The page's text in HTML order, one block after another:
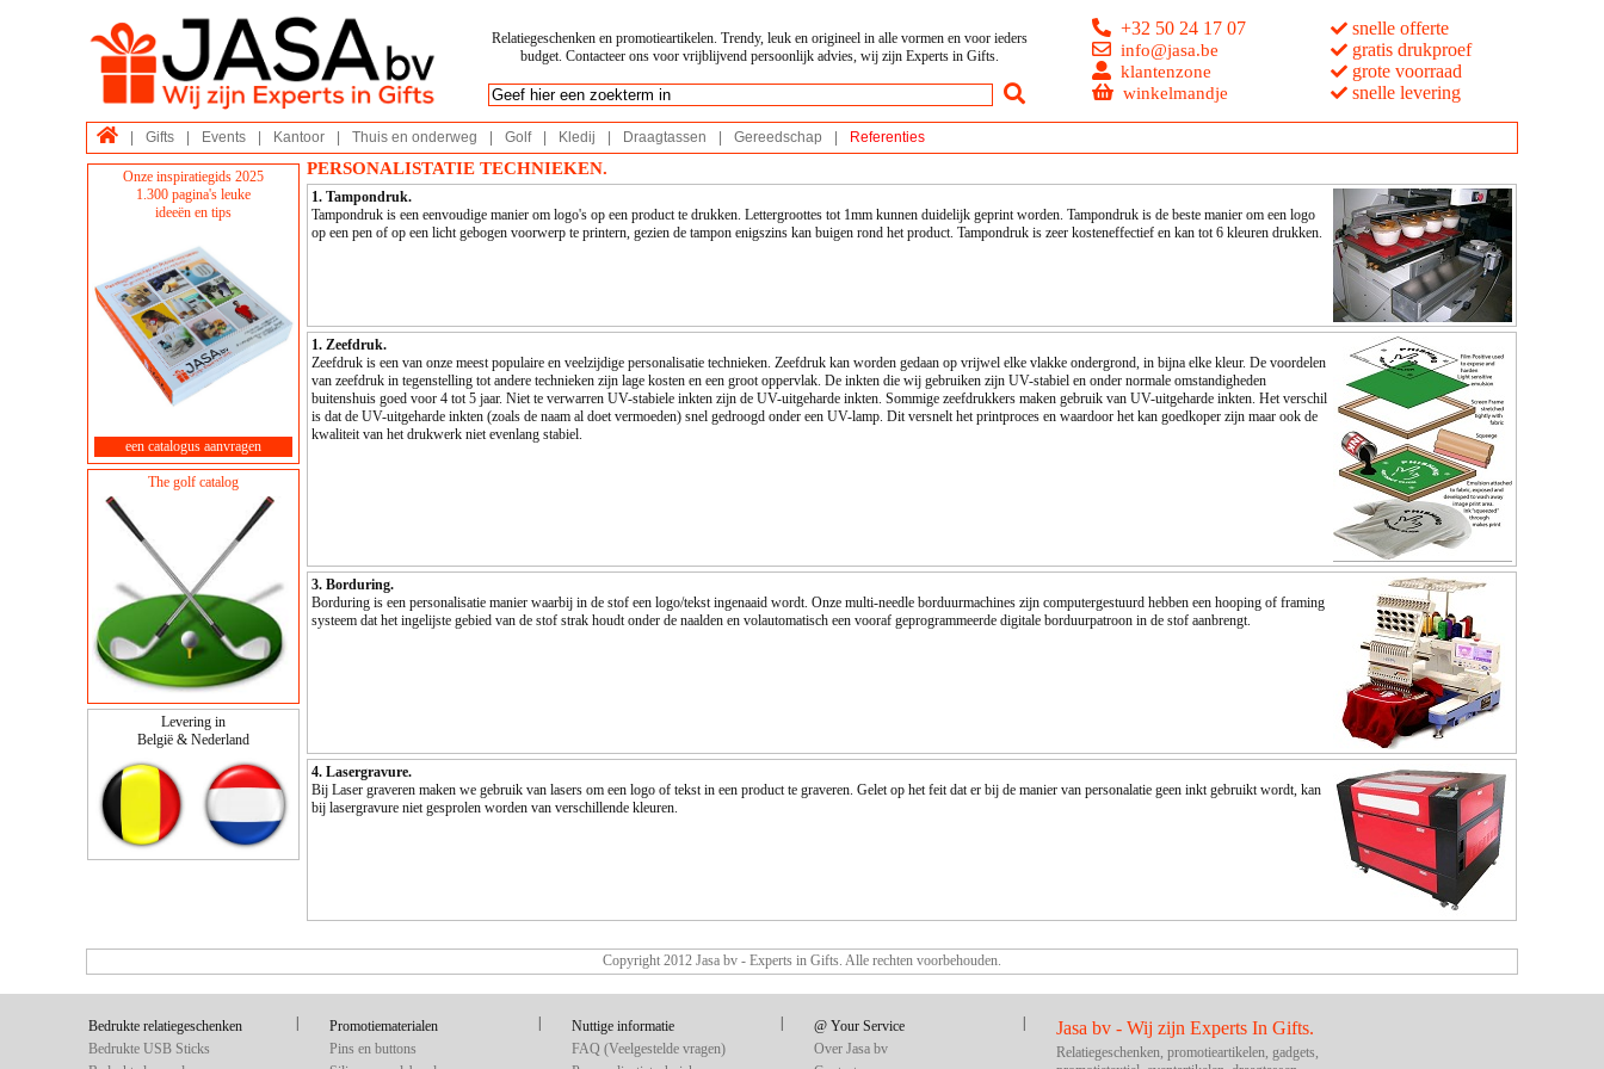
Relatiegeschenken en promotieartikelen. Trendy, leuk en origineel in alle vormen en voor ieders
budget. Contacteer ons voor vrijblijvend persoonlijk advies, wij zijn Experts in Gifts.
+32 50 24 17 07
info@jasa.be
klantenzone
winkelmandje
snelle offerte
gratis drukproef
grote voorraad
snelle levering
Gifts Events Kantoor Thuis en onderweg Golf Kledij Draagtassen Gereedschap Referenties
Onze inspiratiegids 2025
1.300 pagina's leuke
ideeën en tips
een catalogus aanvragen
The golf catalog
Levering in
België & Nederland
PERSONALISTATIE TECHNIEKEN.
1. Tampondruk.
Tampondruk is een eenvoudige manier om logo's op een product te drukken. Lettergroottes tot 1mm kunnen duidelijk geprint worden. Tampondruk is de beste manier om een logo
op een pen of op een licht gebogen voorwerp te printern, gezien de tampon enigszins kan buigen rond het product. Tampondruk is zeer kosteneffectief en kan tot 6 kleuren drukken.
1. Zeefdruk.
Zeefdruk is een van onze meest populaire en veelzijdige personalisatie technieken. Zeefdruk kan worden gedaan op vrijwel elke vlakke ondergrond, in bijna elke kleur. De voordelen
van zeefdruk in tegenstelling tot andere technieken zijn lage kosten en een groot oppervlak. De inkten die wij gebruiken zijn UV-stabiel en onder normale omstandigheden
buitenshuis goed voor 4 tot 5 jaar. Niet te verwarren UV-stabiele inkten zijn de UV-uitgeharde inkten. Sommige zeefdrukkers maken gebruik van UV-uitgeharde inkten. Het verschil
is dat de UV-uitgeharde inkten (zoals de naam al doet vermoeden) snel gedroogd onder een UV-lamp. Dit versnelt het printproces en waardoor het kan goedkoper zijn maar ook de
kwaliteit van het drukwerk niet evenlang stabiel.
3. Borduring.
Borduring is een personalisatie manier waarbij in de stof een logo/tekst ingenaaid wordt. Onze multi-needle borduurmachines zijn computergestuurd hebben een hooping of framing
systeem dat het ingelijste gebied van de stof strak houdt onder de naalden en volautomatisch een vooraf geprogrammeerde digitale borduurpatroon in de stof aanbrengt.
4. Lasergravure.
Bij Laser graveren maken we gebruik van lasers om een logo of tekst in een product te graveren. Gelet op het feit dat er bij de manier van personalatie geen inkt gebruikt wordt, kan
bij lasergravure niet gesprolen worden van verschillende kleuren.
Copyright 2012 Jasa bv - Experts in Gifts. Alle rechten voorbehouden.
Bedrukte relatiegeschenken
Bedrukte USB Sticks
Promotiematerialen
Pins en buttons
Nuttige informatie
FAQ (Veelgestelde vragen)
@ Your Service
Over Jasa bv
Jasa bv - Wij zijn Experts In Gifts.
Relatiegeschenken, promotieartikelen, gadgets,